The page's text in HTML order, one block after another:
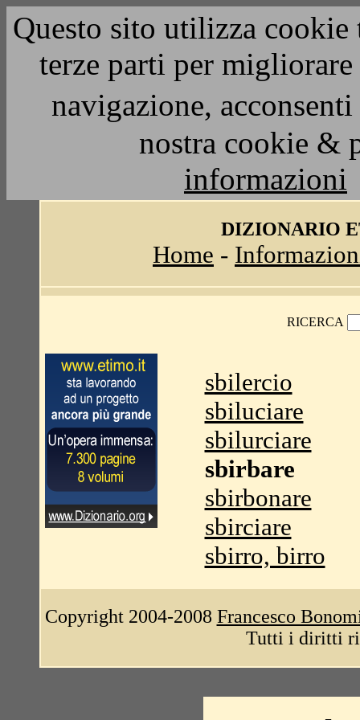
Questo sito utilizza
terze parti per
navigazione,
nostra cookie &
informazioni
DIZIONARIO
Home -
RICERCA
sbilercio
sbiluciare
sbilurciare
sbirbare
sbirbonare
sbirciare
sbirro, birro
Copyright 2004-2008 Francesco
Tutti i diritti